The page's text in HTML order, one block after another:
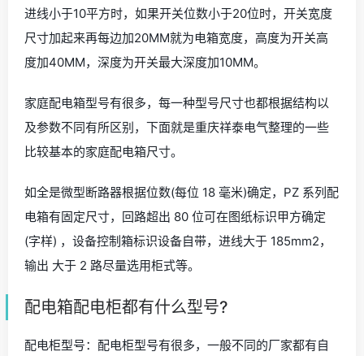
进线小于10平方时，如果开关位数小于20位时，开关宽度
尺寸加起来再每边加20MM就为电箱宽度，高度为开关高
度加40MM，深度为开关最大深度加10MM。
家庭配电箱型号有很多，每一种型号尺寸也都根据结构以
及参数不同有所区别，下面就是重庆祥泰电气整理的一些
比较基本的家庭配电箱尺寸。
如全是微型断路器根据位数(每位 18 毫米)确定，PZ 系列配
电箱有固定尺寸，回路超出 80 位可在图纸标识甲方确定
(字样) ，设备控制箱标识设备自带，进线大于 185mm2，
输出 大于 2 路尽量选用柜式等。
配电箱配电柜都有什么型号?
配电柜型号：配电柜型号有很多，一般不同的厂家都有自